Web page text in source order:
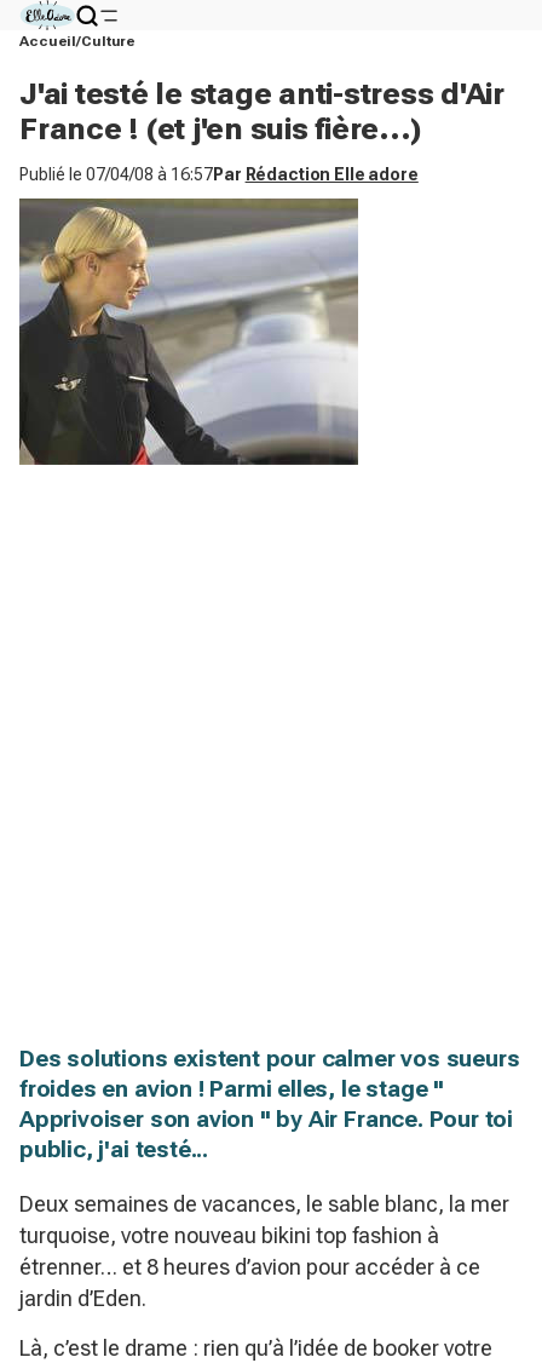
Accueil Culture
J'ai testé le stage anti-stress d'Air
France ! (et j'en suis fière...)
Publié le 07/04/08 à 16:57Par Rédaction Elle adore
Des solutions existent pour calmer vos sueurs
froides en avion ! Parmi elles, le stage "
Apprivoiser son avion " by Air France. Pour toi
public, j'ai testé...
Deux semaines de vacances, le sable blanc, la mer
turquoise, votre nouveau bikini top fashion à
étrenner… et 8 heures d’avion pour accéder à ce
jardin d’Eden.
Là, c’est le drame : rien qu’à l’idée de booker votre